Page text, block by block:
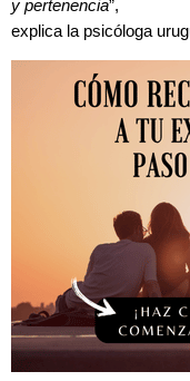
y pertenencia”,
explica la psicóloga